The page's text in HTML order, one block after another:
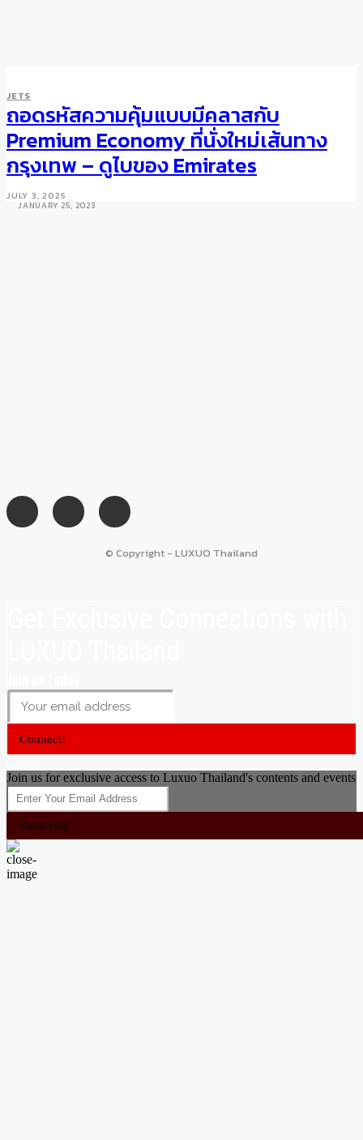
BUSINESS MOTORING WHEELS
Bentley Pushes for Full
Electrification with 200 New
Vacancies
JANUARY 25, 2023
JETS
ถอดรหัสความคุ้มแบบมีคลาสกับ
Premium Economy ที่นั่งใหม่เส้นทาง
กรุงเทพ – ดูไบของ Emirates
JULY 3, 2025
© Copyright - LUXUO Thailand
Connect!
Join us for exclusive access to Luxuo Thailand's contents and events
Subscribe